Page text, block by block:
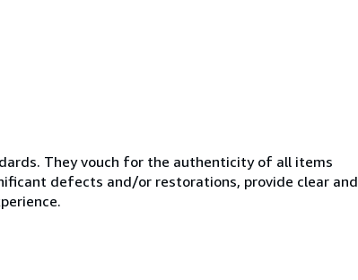
They vouch for the authenticity of all items
defects and/or restorations, provide clear and